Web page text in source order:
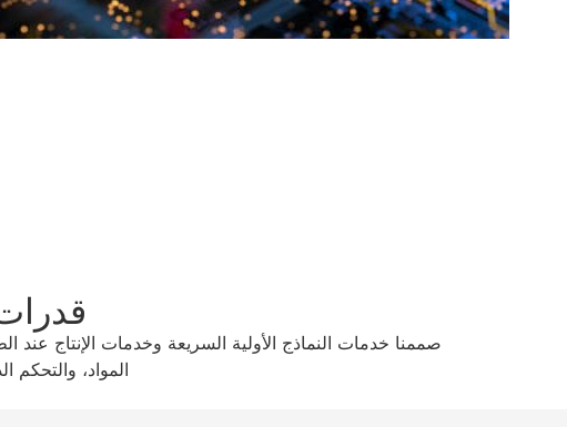
صممنا خدمات النماذج الأولية السريعة وخدمات الإنتاج عند
المواد، والتحكم